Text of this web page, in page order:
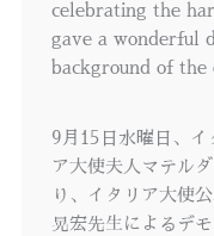
celebrating the
gave a wonderful
background of the
9月15日水曜日、イ
ア大使夫人マテル
り、イタリア大使
晃宏先生によるデ